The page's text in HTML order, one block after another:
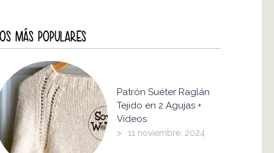
MÁS POPULARES
Patrón Suéter Raglán
Tejido en 2 Agujas +
Vídeos
> 11 noviembre, 2024